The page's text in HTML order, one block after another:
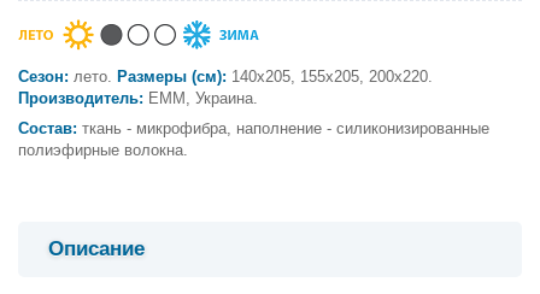
Сезон: лето. Размеры (см): 140х205, 155х205, 200х220.
Производитель: ЕММ, Украина.
Состав: ткань - микрофибра, наполнение - силиконизированные
полиэфирные волокна.
Описание